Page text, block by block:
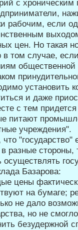
с
рабочим, если
цен. Но такая
в том случае,
общественной
установить
и даже
с тем придется
питают
учреждения".
разные стороны,
осущест­влять
Базарова:
цены
на бумаге;
не дало
но не
безу­держной